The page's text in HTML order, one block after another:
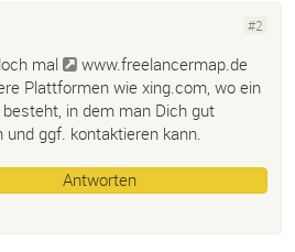
#2
mal
www.freelancermap.de
Plattformen wie xing.com, wo ein
in dem man Dich gut
und ggf. kontaktieren kann.
Antworten